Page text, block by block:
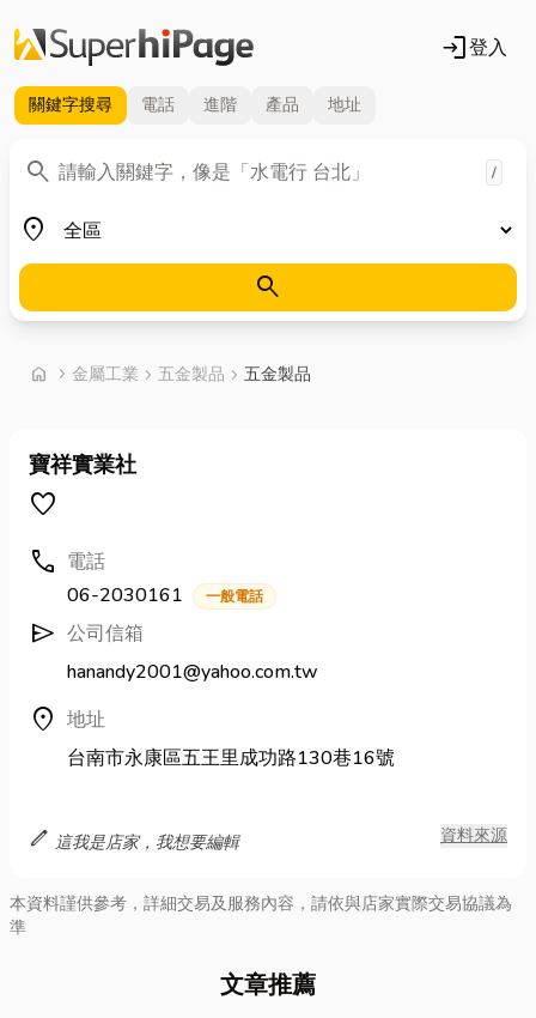
login登入
關鍵字搜尋 電話 進階 產品 地址
search
關鍵字 /
place
地區
search
home chevron_right 首頁
金屬工業 chevron_right 五金製品 chevron_right 五金製品
寶祥實業社
favorite
call 電話
06-2030161
一般電話
send 公司信箱
hanandy2001@yahoo.com.tw
location_on 地址
台南市永康區五王里成功路130巷16號
edit 這我是店家，我想要編輯 資料來源
本資料謹供參考，詳細交易及服務內容，請依與店家實際交易協議為
準
文章推薦